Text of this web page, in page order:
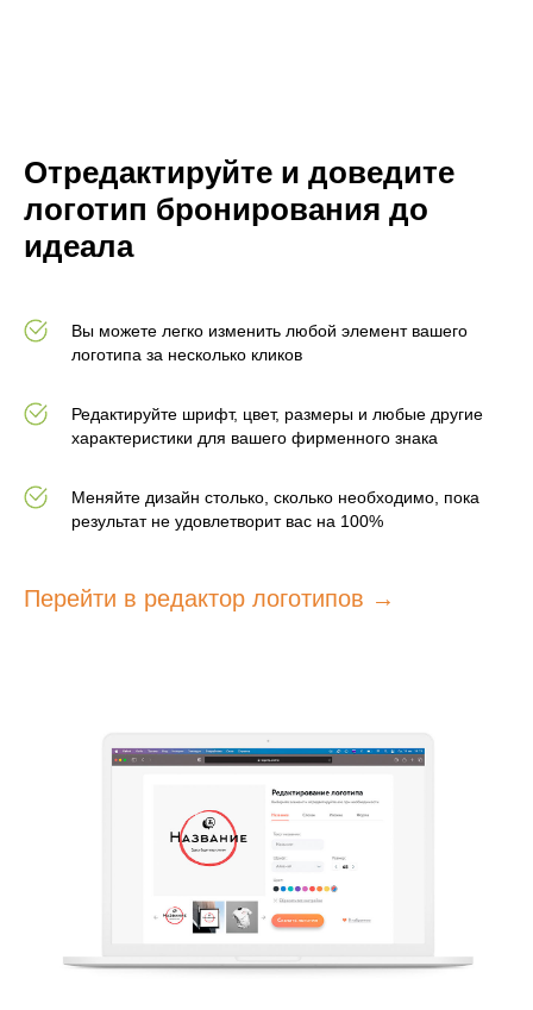
Отредактируйте и доведите
логотип бронирования до
идеала
Вы можете легко изменить любой элемент вашего
логотипа за несколько кликов
Редактируйте шрифт, цвет, размеры и любые другие
характеристики для вашего фирменного знака
Меняйте дизайн столько, сколько необходимо, пока
результат не удовлетворит вас на 100%
Перейти в редактор логотипов